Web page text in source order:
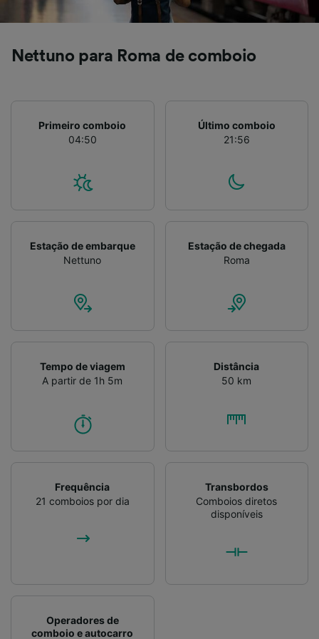
Nettuno para Roma de comboio
Primeiro comboio
04:50
Último comboio
21:56
Estação de embarque
Nettuno
Estação de chegada
Roma
Tempo de viagem
A partir de 1h 5m
Distância
50 km
Frequência
21 comboios por dia
Transbordos
Comboios diretos
disponíveis
Operadores de
comboio e autocarro
Lista de parceiros (fornecedores)